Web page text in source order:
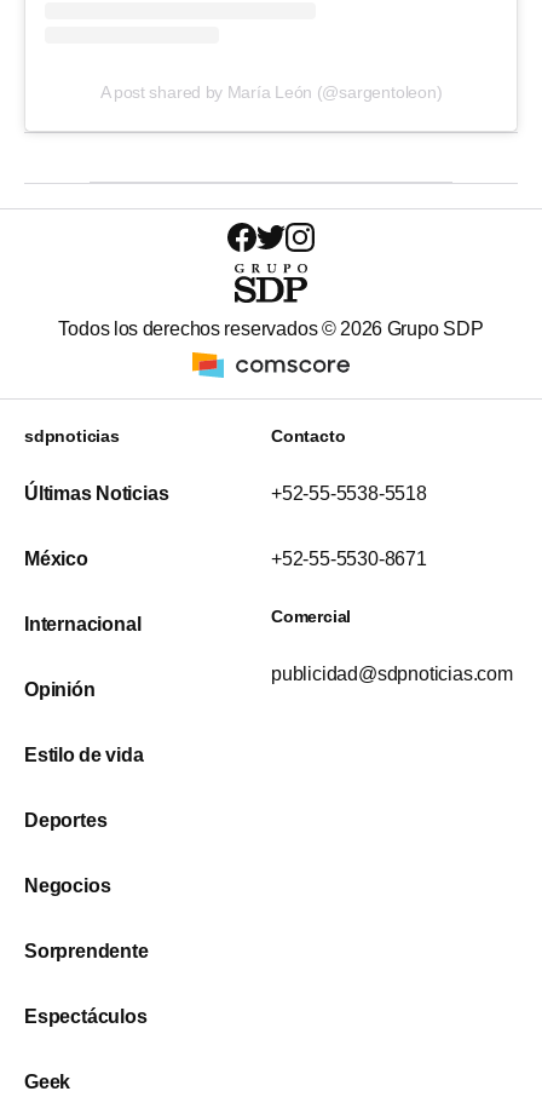
A post shared by María León (@sargentoleon)
Todos los derechos reservados © 2026 Grupo SDP
sdpnoticias
Últimas Noticias
México
Internacional
Opinión
Estilo de vida
Deportes
Negocios
Sorprendente
Espectáculos
Geek
Contacto
+52-55-5538-5518
+52-55-5530-8671
Comercial
publicidad@sdpnoticias.com